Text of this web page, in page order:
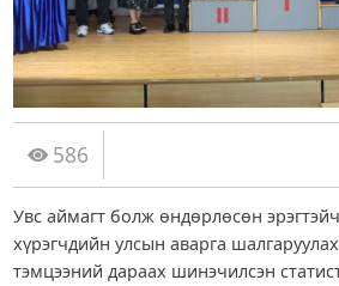
586
Увс аймагт болж өндөрлөсөн
хүрэгчдийн улсын аварга
тэмцээний дараах шинэчилсэн